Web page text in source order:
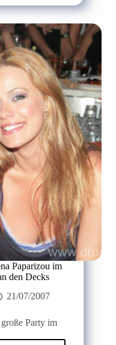
Paparizou im
den Decks
21/07/2007
Party im